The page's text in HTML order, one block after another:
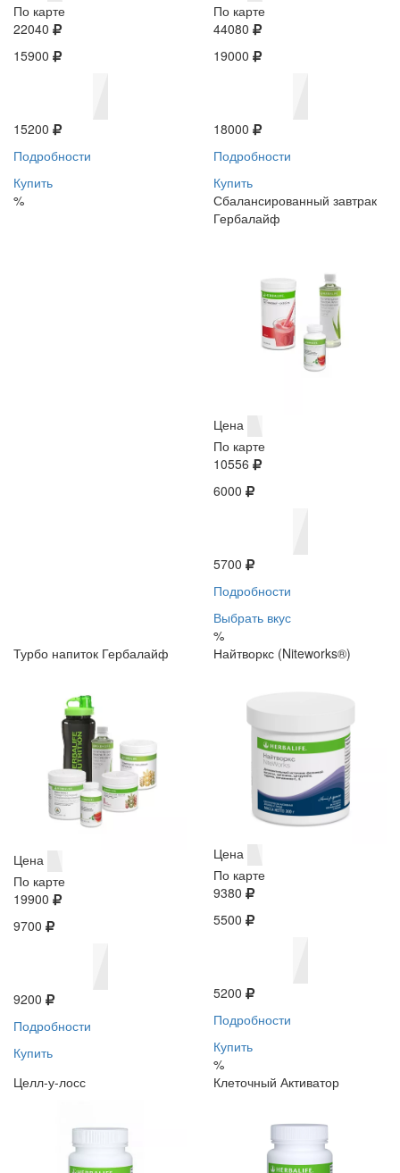
По карте
22040
15900
15200
Подробности
Купить
%
По карте
44080
19000
18000
Подробности
Купить
Сбалансированный завтрак
Гербалайф
Цена
По карте
10556
6000
5700
Подробности
Выбрать вкус
%
Турбо напиток Гербалайф
Цена
По карте
19900
9700
9200
Подробности
Купить
Найтворкс (Niteworks®)
Цена
По карте
9380
5500
5200
Подробности
Купить
%
Целл-у-лосс
Клеточный Активатор